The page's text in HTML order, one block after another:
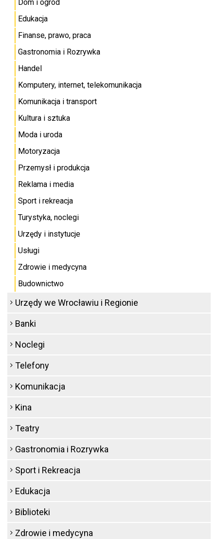
Dom i ogród
Edukacja
Finanse, prawo, praca
Gastronomia i Rozrywka
Handel
Komputery, internet, telekomunikacja
Komunikacja i transport
Kultura i sztuka
Moda i uroda
Motoryzacja
Przemysł i produkcja
Reklama i media
Sport i rekreacja
Turystyka, noclegi
Urzędy i instytucje
Usługi
Zdrowie i medycyna
Budownictwo
Urzędy we Wrocławiu i Regionie
Banki
Noclegi
Telefony
Komunikacja
Kina
Teatry
Gastronomia i Rozrywka
Sport i Rekreacja
Edukacja
Biblioteki
Zdrowie i medycyna